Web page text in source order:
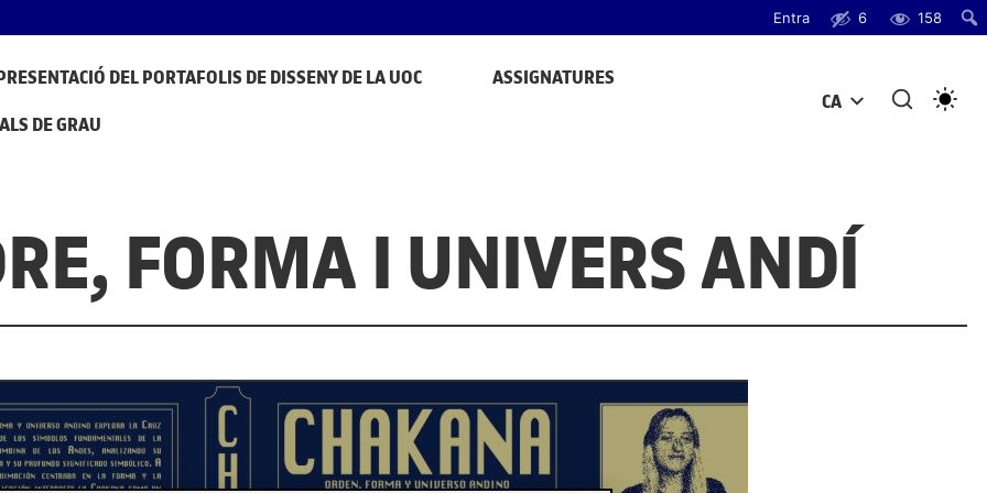
Entra 6 158
DEL PORTAFOLIS DE DISSENY DE LA UOC
ASSIGNATURES
DE GRAU
CA
OBRE EL MENÚ
FORMA I UNIVERS ANDÍ